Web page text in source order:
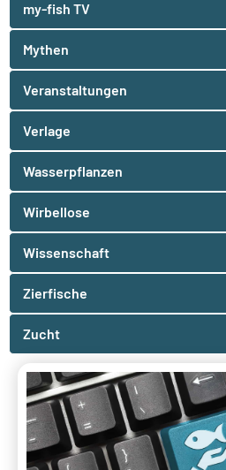
my-fish TV
Mythen
Veranstaltungen
Verlage
Wasserpflanzen
Wirbellose
Wissenschaft
Zierfische
Zucht